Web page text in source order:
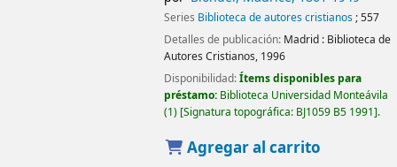
Series Biblioteca de autores cristianos; 557
Detalles de publicación: Madrid : Biblioteca de
Autores Cristianos, 1996
Disponibilidad:Ítems disponibles para
préstamo: Biblioteca Universidad Monteávila
(1) Signatura topográfica: BJ1059 B5 1991 .
Agregar al carrito